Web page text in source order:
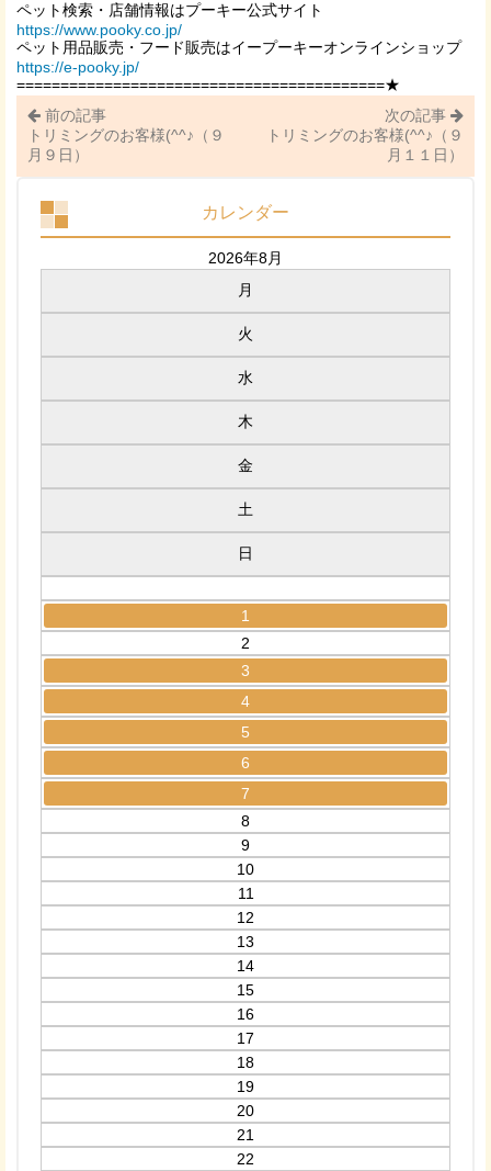
ペット検索・店舗情報はプーキー公式サイト
https://www.pooky.co.jp/
ペット用品販売・フード販売はイープーキーオンラインショップ
https://e-pooky.jp/
==========================================★
前の記事
トリミングのお客様(^^♪（９
月９日）
次の記事
トリミングのお客様(^^♪（９
月１１日）
カレンダー
2026年8月
月
火
水
木
金
土
日
1
2
3
4
5
6
7
8
9
10
11
12
13
14
15
16
17
18
19
20
21
22